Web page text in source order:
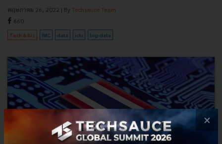
พฤษภาคม 26, 2022 | By Techsauce Team
660
Tech & Biz IMC data ichi big-data
×